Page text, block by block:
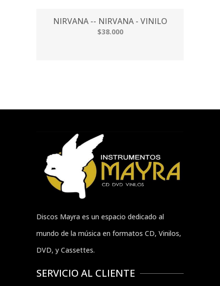
NIRVANA -- NIRVANA - VINILO
$38.000
Discos Mayra es un espacio dedicado al
mundo de la música en formatos CD, Vinilos,
DVD, y Cassettes.
SERVICIO AL CLIENTE